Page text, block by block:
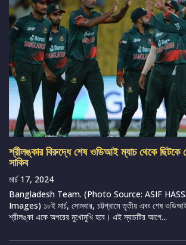
শ্রীলঙ্কার বিরুদ্ধে শেষ ওডিআই ম্যাচ থেকে ছিটকে
সাকিব
মার্চ 17, 2024
Bangladesh Team. (Photo Source: ASIF
Images) ১৮ই মার্চ, সোমবার, চট্টগ্রামে তৃতীয় এবং শেষ ওডিআই
শ্রীলঙ্কা একে অপরের মুখোমুখি হবে। এই ম্যাচটির আগে...